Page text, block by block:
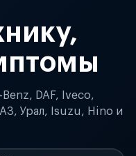
DAF, Iveco,
Урал, Isuzu, Hino и